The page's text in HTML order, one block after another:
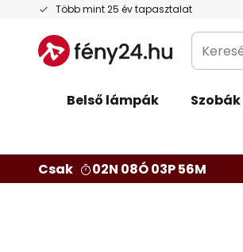
Több mint 25 év tapasztalat
Ugrás
tartalomhoz
Keresés
Belső lámpák Szobák
Csak
02N 08Ó 03P 55M